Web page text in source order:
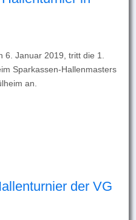
Januar 2019, tritt die 1.
Sparkassen-Hallenmasters
an.
der VG